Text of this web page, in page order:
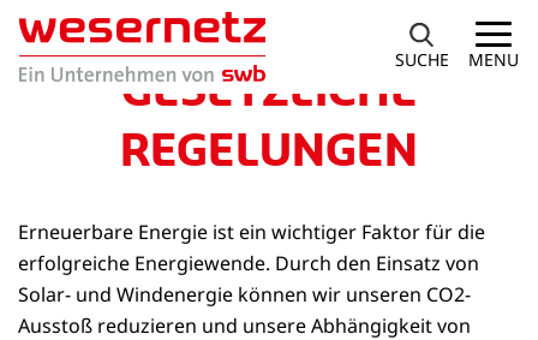
GESETZLICHE
REGELUNGEN
Erneuerbare Energie ist ein wichtiger Faktor für die
erfolgreiche Energiewende. Durch den Einsatz von
Solar- und Windenergie können wir unseren CO2-
Ausstoß reduzieren und unsere Abhängigkeit von
SUCHE MENU